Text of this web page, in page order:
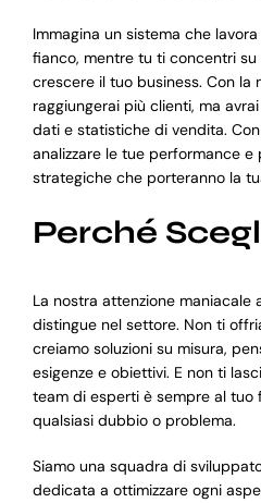
Immagina un sistema che
fianco, mentre tu ti concentri
crescere il tuo business. Con la
raggiungerai più clienti, ma
dati e statistiche di vendita.
analizzare le tue performance
strategiche che porteranno la
Perché
La nostra attenzione maniacale
distingue nel settore. Non ti
creiamo soluzioni su misura,
esigenze e obiettivi. E non ti
team di esperti è sempre al tuo
qualsiasi dubbio o problema.
Siamo una squadra di
dedicata a ottimizzare ogni